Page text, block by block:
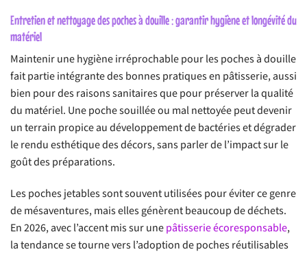
Entretien et nettoyage des poches à douille : garantir hygiène et longévité du
matériel
Maintenir une hygiène irréprochable pour les poches à douille
fait partie intégrante des bonnes pratiques en pâtisserie, aussi
bien pour des raisons sanitaires que pour préserver la qualité
du matériel. Une poche souillée ou mal nettoyée peut devenir
un terrain propice au développement de bactéries et dégrader
le rendu esthétique des décors, sans parler de l’impact sur le
goût des préparations.
Les poches jetables sont souvent utilisées pour éviter ce genre
de mésaventures, mais elles génèrent beaucoup de déchets.
En 2026, avec l’accent mis sur unepâtisserie écoresponsable,
la tendance se tourne vers l’adoption de poches réutilisables